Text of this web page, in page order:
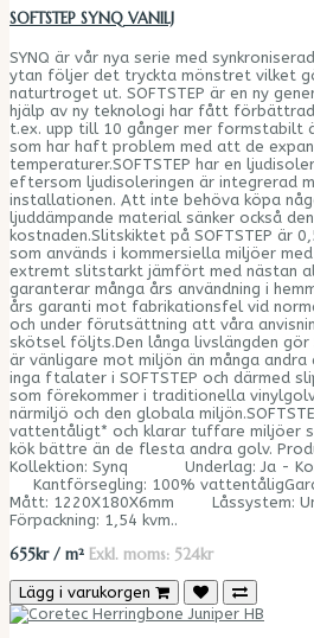
SOFTSTEP SYNQ VANILJ
SYNQ är vår nya serie med
ytan följer det tryckta mönstret vilket
naturtroget ut. SOFTSTEP är en ny
hjälp av ny teknologi har fått
t.ex. upp till 10 gånger mer formstabilt
som har haft problem med att de
temperaturer.SOFTSTEP har en
eftersom ljudisoleringen är integrerad
installationen. Att inte behöva köpa
ljuddämpande material sänker också
kostnaden.Slitskiktet på SOFTSTEP är
som används i kommersiella miljöer
extremt slitstarkt jämfört med nästan
garanterar många års användning i
års garanti mot fabrikationsfel vid
och under förutsättning att våra
skötsel följts.Den långa livslängden gör
är vänligare mot miljön än många
inga ftalater i SOFTSTEP och därmed
som förekommer i traditionella
närmiljö och den globala
vattentåligt* och klarar tuffare miljöer
kök bättre än de flesta andra golv.
Kollektion: Synq Underlag: Ja -
Kantförsegling: 100%
Mått: 1220X180X6mm Låssystem:
Förpackning: 1,54 kvm..
655kr / m² Exkl. moms: 524kr
Lägg i varukorgen